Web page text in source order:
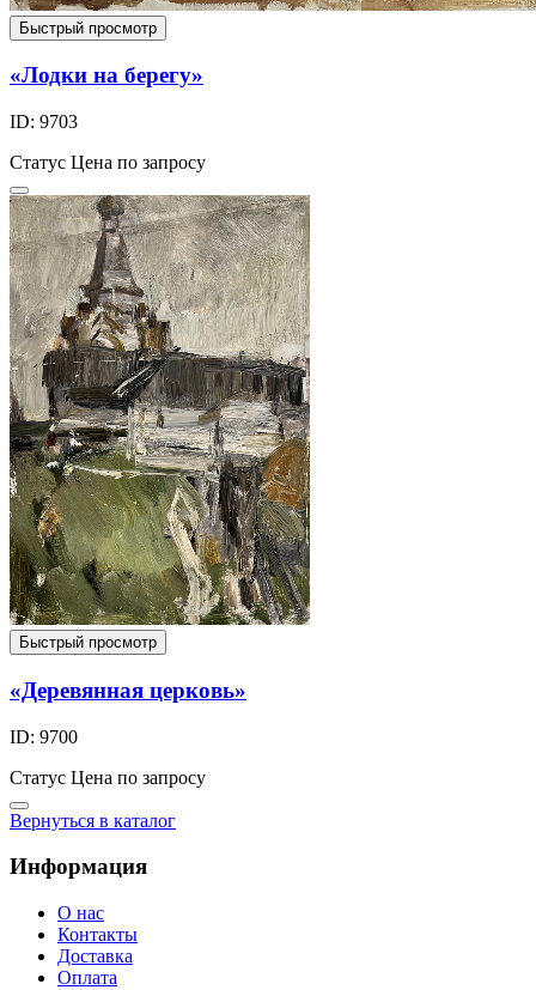
Быстрый просмотр
«Лодки на берегу»
ID: 9703
Статус Цена по запросу
Быстрый просмотр
«Деревянная церковь»
ID: 9700
Статус Цена по запросу
Вернуться в каталог
Информация
О нас
Контакты
Доставка
Оплата